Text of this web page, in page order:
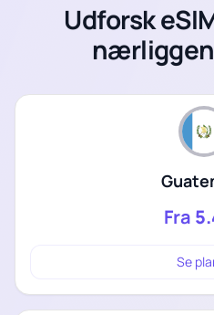
Udforsk
Fra
Se